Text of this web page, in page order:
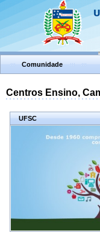
Comunidade
Centros Ensino,
UFSC